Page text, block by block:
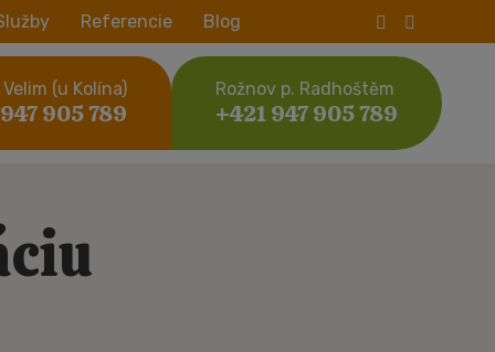
Referencie Blog
Velim (u Kolína)
905 789
Rožnov p. Radhoštěm
+421 947 905 789